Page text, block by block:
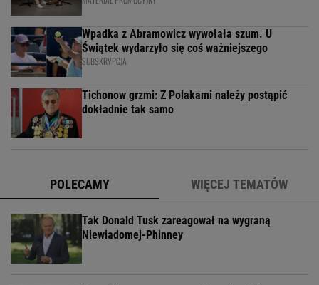
Wpadka z Abramowicz wywołała szum. U
Świątek wydarzyło się coś ważniejszego
SUBSKRYPCJA
Tichonow grzmi: Z Polakami należy postąpić
dokładnie tak samo
POLECAMY WIĘCEJ TEMATÓW
Tak Donald Tusk zareagował na wygraną
Niewiadomej-Phinney